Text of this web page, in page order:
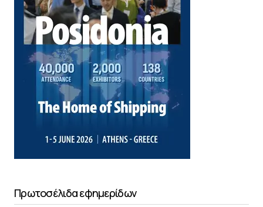
Πρωτοσέλιδα εφημερίδων